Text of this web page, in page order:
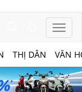
THỊ DÂN VĂN